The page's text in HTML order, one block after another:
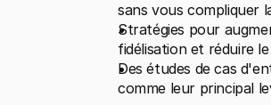
sans vous compliquer
Stratégies pour
fidélisation et réduire
Des études de cas
comme leur principal